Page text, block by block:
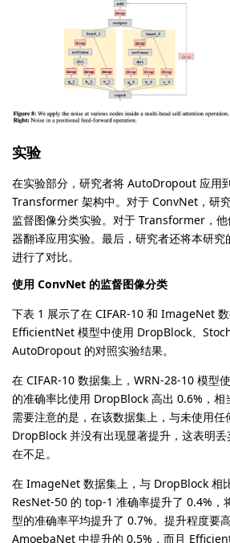
实验
在实验部分，研究者将 AutoDropout 应用
Transformer 架构中。对于 ConvNet，研
监督图像分类实验。对于 Transformer，
器翻译应用实验。最后，研究者还将本研
进行了对比。
使用 ConvNet 的监督图像分类
下表 1 展示了在 CIFAR-10 和 ImageNet
EfficientNet 模型中使用 DropBlock、
AutoDropout 的对照实验结果。
在 CIFAR-10 数据集上，WRN-28-10 模型
的准确率比使用 DropBlock 高出 0.6%，相
需要注意的是，在该数据集上，与未使用任
DropBlock 并没有出现显著提升，这表明
在不足。
在 ImageNet 数据集上，与 DropBlock 相
ResNet-50 的 top-1 准确率提升了 0.4%
型的准确率平均提升了 0.7%。提升程度要
AmoebaNet 中提升的 0.5%，而且